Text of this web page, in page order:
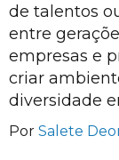
de talentos
entre
empresas e
criar
diversidade
Por Salete